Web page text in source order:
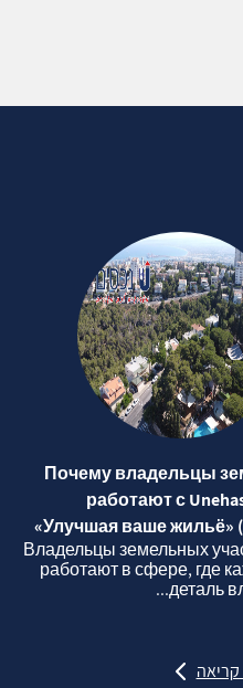
Почему владельцы
работают с
«Улучшая ваше жильё»
Владельцы земельных
работают в сфере, где
деталь